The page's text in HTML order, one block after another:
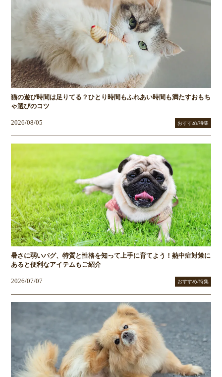
猫の遊び時間は足りてる？ひとり時間もふれあい時間も満たすおもち
ゃ選びのコツ
2026/08/05 おすすめ/特集
暑さに弱いパグ、特質と性格を知って上手に育てよう！熱中症対策に
あると便利なアイテムもご紹介
2026/07/07 おすすめ/特集